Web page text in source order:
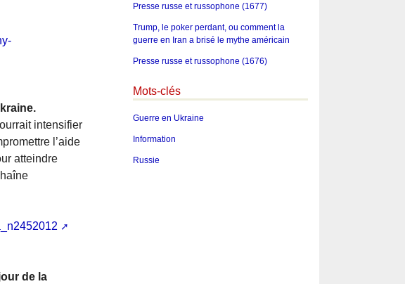
intensifier
l’aide
atteindre
de la
Presse russe et russophone (1677)
Trump, le poker perdant, ou comment la
guerre en Iran a brisé le mythe américain
Presse russe et russophone (1676)
Mots-clés
Guerre en Ukraine
Information
Russie